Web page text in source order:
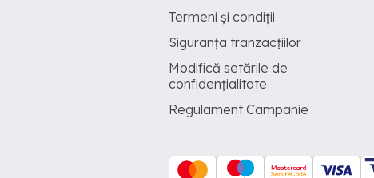
Termeni și condiții
Siguranța tranzacțiilor
Modifică setările de
confidențialitate
Regulament Campanie